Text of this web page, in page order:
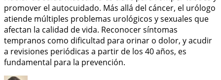
promover el autocuidado. Más allá del cáncer, el urólogo
atiende múltiples problemas urológicos y sexuales que
afectan la calidad de vida. Reconocer síntomas
tempranos como dificultad para orinar o dolor, y acudir
a revisiones periódicas a partir de los 40 años, es
fundamental para la prevención.